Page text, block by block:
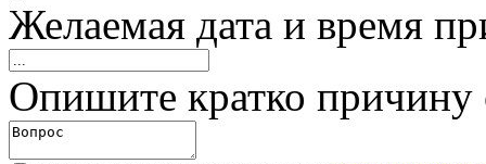
Желаемая дата и время
Опишите кратко